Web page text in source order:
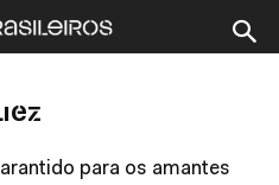
para os amantes